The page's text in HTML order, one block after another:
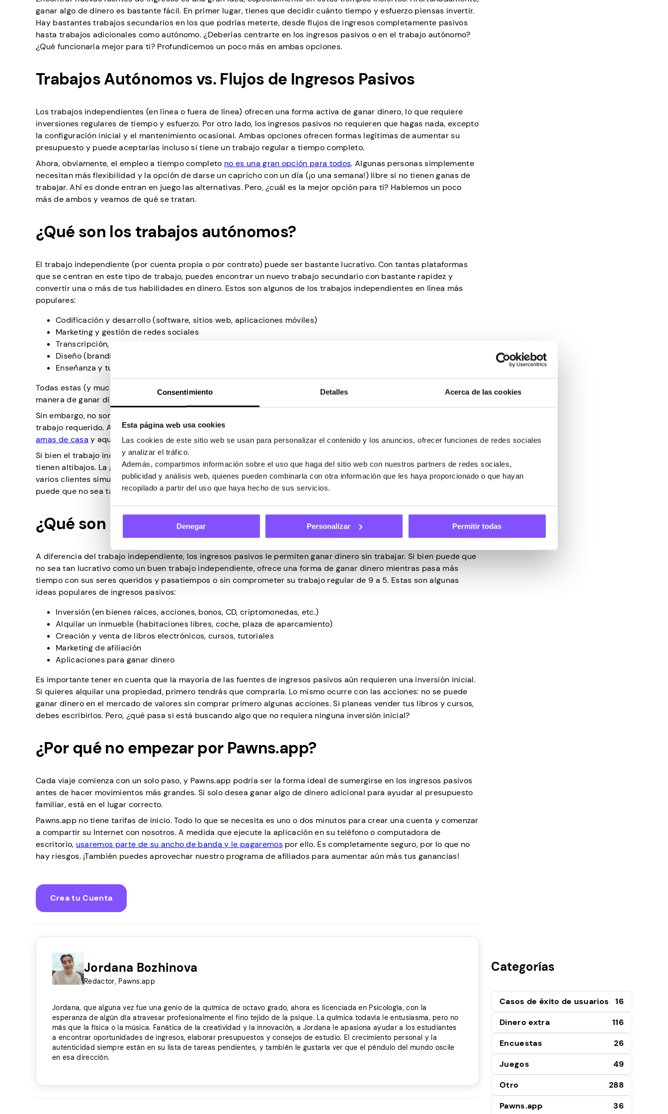
Consentimiento Detalles Acerca de las cookies
Esta página web usa cookies
Las cookies de este sitio web se usan para personalizar el contenido y los anuncios, ofrecer funciones de redes sociales
y analizar el tráfico.
Además, compartimos información sobre el uso que haga del sitio web con nuestros partners de redes sociales,
publicidad y análisis web, quienes pueden combinarla con otra información que les haya proporcionado o que hayan
recopilado a partir del uso que haya hecho de sus servicios.
Denegar Personalizar Permitir todas
ganar algo de dinero es bastante fácil. En primer lugar, tienes que decidir cuánto tiempo y esfuerzo piensas invertir.
Hay bastantes trabajos secundarios en los que podrías meterte, desde flujos de ingresos completamente pasivos
hasta trabajos adicionales como autónomo. ¿Deberías centrarte en los ingresos pasivos o en el trabajo autónomo?
¿Qué funcionaría mejor para ti? Profundicemos un poco más en ambas opciones.
Trabajos Autónomos vs. Flujos de Ingresos Pasivos
Los trabajos independientes (en línea o fuera de línea) ofrecen una forma activa de ganar dinero, lo que requiere
inversiones regulares de tiempo y esfuerzo. Por otro lado, los ingresos pasivos no requieren que hagas nada, excepto
la configuración inicial y el mantenimiento ocasional. Ambas opciones ofrecen formas legítimas de aumentar su
presupuesto y puede aceptarlas incluso si tiene un trabajo regular a tiempo completo.
Ahora, obviamente, el empleo a tiempo completo no es una gran opción para todos. Algunas personas simplemente
necesitan más flexibilidad y la opción de darse un capricho con un día (¡o una semana!) libre si no tienen ganas de
trabajar. Ahí es donde entran en juego las alternativas. Pero, ¿cuál es la mejor opción para ti? Hablemos un poco
más de ambos y veamos de qué se tratan.
¿Qué son los trabajos autónomos?
El trabajo independiente (por cuenta propia o por contrato) puede ser bastante lucrativo. Con tantas plataformas
que se centran en este tipo de trabajo, puedes encontrar un nuevo trabajo secundario con bastante rapidez y
convertir una o más de tus habilidades en dinero. Estos son algunos de los trabajos independientes en línea más
populares:
Codificación y desarrollo (software, sitios web, aplicaciones móviles)
Marketing y gestión de redes sociales
Transcripción, redacción, traducción
Diseño (branding, UI, ilustración, animación)
Enseñanza y tutoría en línea
Todas estas (y muchas más) oportunidades de trabajo freelance son tipos de trabajo activos. Son una excelente
manera de ganar dinero para las personas que necesitan flexibilidad en términos de horario de trabajo y ubicación.
Sin embargo, no son una fuente de ingresos pasivos. En otras palabras, nadie te va a pagar a menos que hagas el
trabajo requerido. Aún así, el trabajo independiente es una opción viable para estudiantes, personas desempleadas,
amas de casa y aquellos que buscan dedicar su tiempo libre a algo que valga la pena.
Si bien el trabajo independiente suena fantástico, hay algunas desventajas a tener en cuenta. Todos los autónomos
tienen altibajos. La gestión y organización del tiempo también puede ser un reto, especialmente si trabajas con
varios clientes simultáneamente. Si a esto le añadimos las distracciones de la vida cotidiana si trabajas desde casa,
puede que no sea tan impresionante como parece a primera vista.
¿Qué son los ingresos pasivos?
A diferencia del trabajo independiente, los ingresos pasivos le permiten ganar dinero sin trabajar. Si bien puede que
no sea tan lucrativo como un buen trabajo independiente, ofrece una forma de ganar dinero mientras pasa más
tiempo con sus seres queridos y pasatiempos o sin comprometer su trabajo regular de 9 a 5. Estas son algunas
ideas populares de ingresos pasivos:
Inversión (en bienes raíces, acciones, bonos, CD, criptomonedas, etc.)
Alquilar un inmueble (habitaciones libres, coche, plaza de aparcamiento)
Creación y venta de libros electrónicos, cursos, tutoriales
Marketing de afiliación
Aplicaciones para ganar dinero
Es importante tener en cuenta que la mayoría de las fuentes de ingresos pasivos aún requieren una inversión inicial.
Si quieres alquilar una propiedad, primero tendrás que comprarla. Lo mismo ocurre con las acciones: no se puede
ganar dinero en el mercado de valores sin comprar primero algunas acciones. Si planeas vender tus libros y cursos,
debes escribirlos. Pero, ¿qué pasa si está buscando algo que no requiera ninguna inversión inicial?
¿Por qué no empezar por Pawns.app?
Cada viaje comienza con un solo paso, y Pawns.app podría ser la forma ideal de sumergirse en los ingresos pasivos
antes de hacer movimientos más grandes. Si solo desea ganar algo de dinero adicional para ayudar al presupuesto
familiar, está en el lugar correcto.
Pawns.app no tiene tarifas de inicio. Todo lo que se necesita es uno o dos minutos para crear una cuenta y comenzar
a compartir su Internet con nosotros. A medida que ejecute la aplicación en su teléfono o computadora de
escritorio, usaremos parte de su ancho de banda y le pagaremospor ello. Es completamente seguro, por lo que no
hay riesgos. ¡También puedes aprovechar nuestro programa de afiliados para aumentar aún más tus ganancias!
Crea tu Cuenta
Jordana Bozhinova
Redactor, Pawns.app
Jordana, que alguna vez fue una genio de la química de octavo grado, ahora es licenciada en Psicología, con la
esperanza de algún día atravesar profesionalmente el fino tejido de la psique. La química todavía le entusiasma, pero no
más que la física o la música. Fanática de la creatividad y la innovación, a Jordana le apasiona ayudar a los estudiantes
a encontrar oportunidades de ingresos, elaborar presupuestos y consejos de estudio. El crecimiento personal y la
autenticidad siempre están en su lista de tareas pendientes, y también le gustaría ver que el péndulo del mundo oscile
en esa dirección.
Categorías
Casos de éxito de usuarios
16
Dinero extra
116
Encuestas
26
Juegos
49
Otro
288
Pawns.app
36